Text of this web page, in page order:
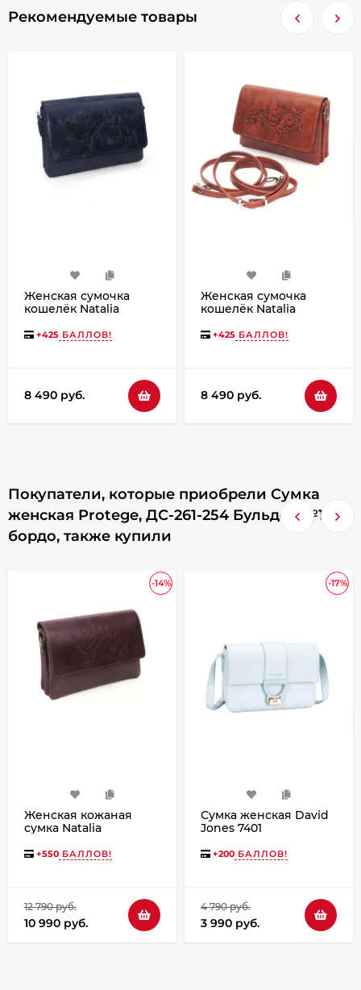
Рекомендуемые товары
Женская сумочка
кошелёк Natalia
«Колибри»
+425 БАЛЛОВ!
8 490 руб.
Женская сумочка
кошелёк Natalia
«Лисиа»
+425 БАЛЛОВ!
8 490 руб.
Покупатели, которые приобрели Сумка
женская Protege, ДС-261-254 Бульдог №1 -
бордо, также купили
-14%
Женская кожаная
сумка Natalia
«Дария»
+550 БАЛЛОВ!
12 790 руб.
10 990 руб.
-17%
Сумка женская David
Jones 7401
+200 БАЛЛОВ!
4 790 руб.
3 990 руб.